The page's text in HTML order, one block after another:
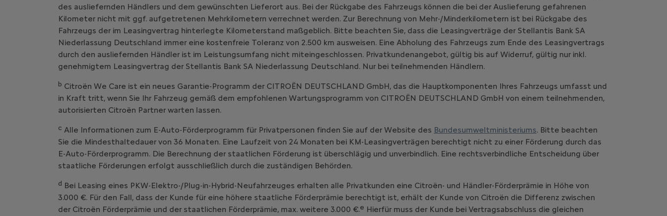
des ausliefernden Händlers und dem gewünschten Lieferort aus. Bei der Rückgabe des Fahrzeugs können die bei der Auslieferung gefahrenen
Kilometer nicht mit ggf. aufgetretenen Mehrkilometern verrechnet werden. Zur Berechnung von Mehr-/Minderkilometern ist bei Rückgabe des
Fahrzeugs der im Leasingvertrag hinterlegte Kilometerstand maßgeblich. Bitte beachten Sie, dass die Leasingverträge der Stellantis Bank SA
Niederlassung Deutschland immer eine kostenfreie Toleranz von 2.500 km ausweisen. Eine Abholung des Fahrzeugs zum Ende des Leasingvertrags
durch den ausliefernden Händler ist im Leistungsumfang nicht miteingeschlossen. Privatkundenangebot, gültig bis auf Widerruf, gültig nur inkl.
genehmigtem Leasingvertrag der Stellantis Bank SA Niederlassung Deutschland. Nur bei teilnehmenden Händlern.
b Citroën We Care ist ein neues Garantie-Programm der CITROËN DEUTSCHLAND GmbH, das die Hauptkomponenten Ihres Fahrzeugs umfasst und
in Kraft tritt, wenn Sie Ihr Fahrzeug gemäß dem empfohlenen Wartungsprogramm von CITROËN DEUTSCHLAND GmbH von einem teilnehmenden,
autorisierten Citroën Partner warten lassen.
c Alle Informationen zum E-Auto-Förderprogramm für Privatpersonen finden Sie auf der Website des Bundesumweltministeriums. Bitte beachten
Sie die Mindesthaltedauer von 36 Monaten. Eine Laufzeit von 24 Monaten bei KM-Leasingverträgen berechtigt nicht zu einer Förderung durch das
E-Auto-Förderprogramm. Die Berechnung der staatlichen Förderung ist überschlägig und unverbindlich. Eine rechtsverbindliche Entscheidung über
staatliche Förderungen erfolgt ausschließlich durch die zuständigen Behörden.
d Bei Leasing eines PKW-Elektro-/Plug-in-Hybrid-Neufahrzeuges erhalten alle Privatkunden eine Citroën- und Händler-Förderprämie in Höhe von
3.000 €. Für den Fall, dass der Kunde für eine höhere staatliche Förderprämie berechtigt ist, erhält der Kunde von Citroën die Differenz zwischen
der Citroën Förderprämie und der staatlichen Förderprämie, max. weitere 3.000 €.e Hierfür muss der Kunde bei Vertragsabschluss die gleichen